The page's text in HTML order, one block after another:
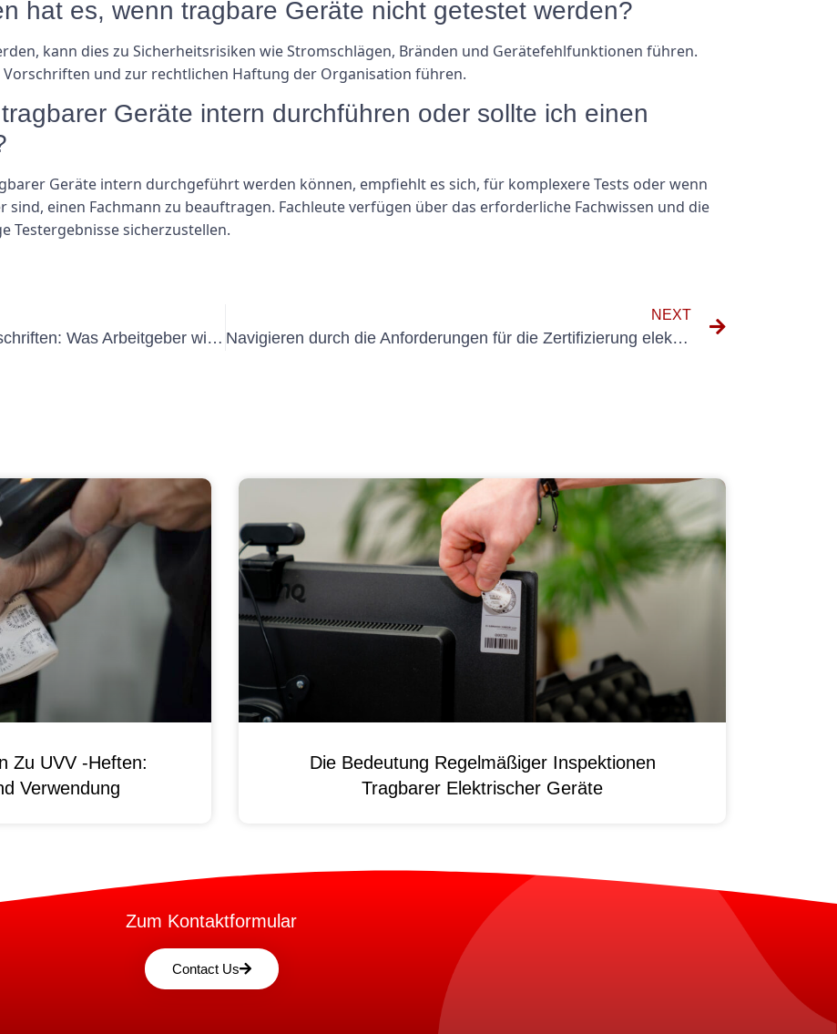
hat es, wenn tragbare Geräte nicht getestet werden?
kann dies zu Sicherheitsrisiken wie Stromschlägen, Bränden und Gerätefehlfunktionen führen.
und zur rechtlichen Haftung der Organisation führen.
Geräte intern durchführen oder sollte ich einen
Geräte intern durchgeführt werden können, empfiehlt es sich, für komplexere Tests oder wenn
sind, einen Fachmann zu beauftragen. Fachleute verfügen über das erforderliche Fachwissen und die
Testergebnisse sicherzustellen.
Einhaltung der UVV-Prüfungsvorschriften: Was Arbeitgeber wissen müssen
NEXT
Navigieren durch die Anforderungen für die Zertifizierung elektrischer Systeme
Zu UVV -Heften:
Verwendung
Die Bedeutung Regelmäßiger Inspektionen
Tragbarer Elektrischer Geräte
Zum Kontaktformular
Contact Us